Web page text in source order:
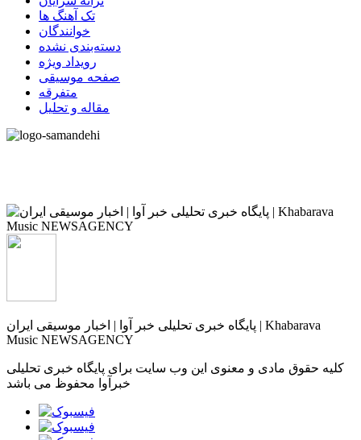
تک آهنگ ها
خوانندگان
دسته‌بندی نشده
رویداد ویژه
صفحه موسیقی
متفرقه
مقاله و تحلیل
پایگاه خبری تحلیلی خبر آوا | اخبار موسیقی ایران | Khabarava
Music NEWSAGENCY
کلیه حقوق مادی و معنوی این وب سایت برای پایگاه خبری تحلیلی
خبرآوا محفوظ می باشد